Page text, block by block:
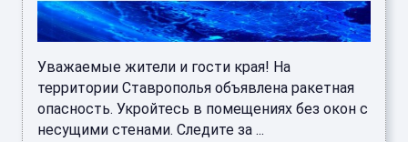
Уважаемые жители и гости края! На
территории Ставрополья объявлена ракетная
опасность. Укройтесь в помещениях без окон с
несущими стенами. Следите за ...